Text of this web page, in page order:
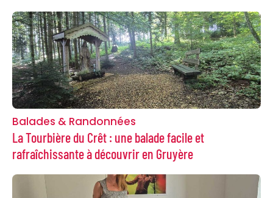
Balades & Randonnées
La Tourbière du Crêt : une balade facile et
rafraîchissante à découvrir en Gruyère